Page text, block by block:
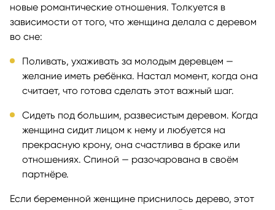
новые романтические отношения. Толкуется в
зависимости от того, что женщина делала с деревом
во сне:
Поливать, ухаживать за молодым деревцем —
желание иметь ребёнка. Настал момент, когда она
считает, что готова сделать этот важный шаг.
Сидеть под большим, развесистым деревом. Когда
женщина сидит лицом к нему и любуется на
прекрасную крону, она счастлива в браке или
отношениях. Спиной — разочарована в своём
партнёре.
Если беременной женщине приснилось дерево, этот